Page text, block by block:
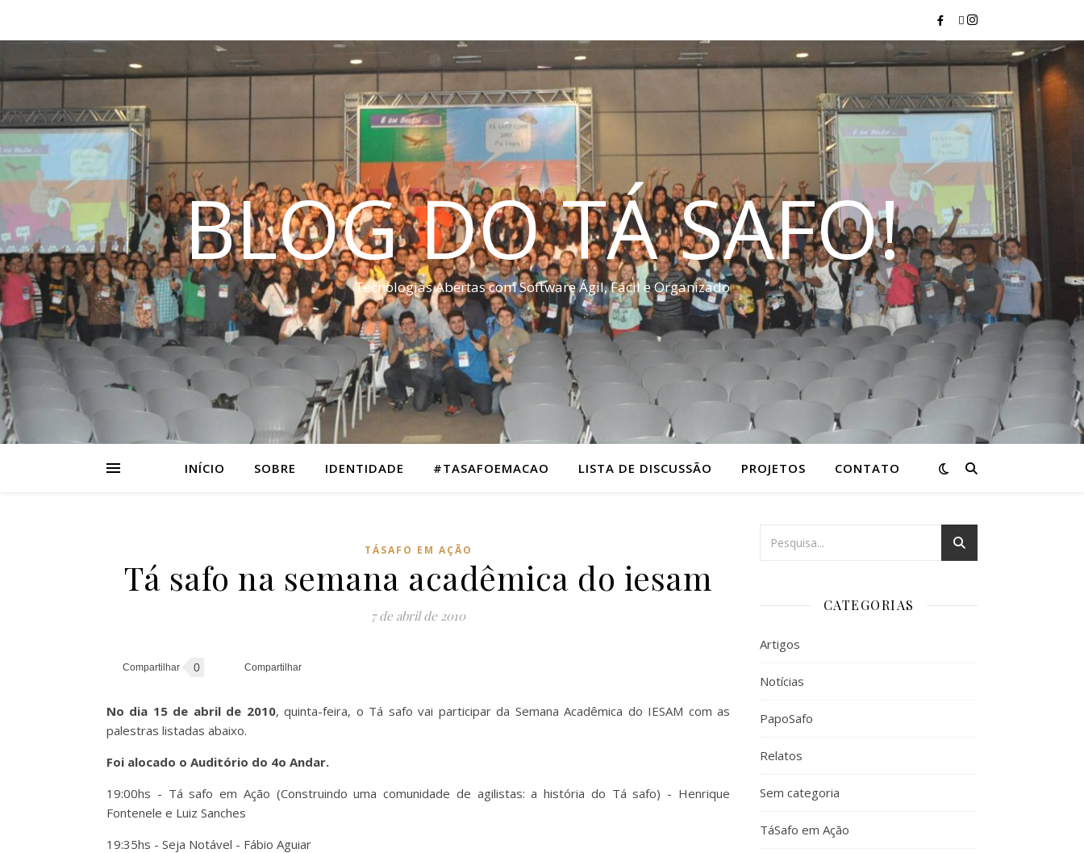
BLOG DO TÁ SAFO!
Tecnologias Abertas com Software Ágil, Fácil e Organizado
INÍCIO SOBRE IDENTIDADE #TASAFOEMACAO LISTA DE DISCUSSÃO PROJETOS CONTATO
TÁSAFO EM AÇÃO
Tá safo na semana acadêmica do iesam
7 de abril de 2010
0
No dia 15 de abril de 2010, quinta-feira, o Tá safo vai participar da Semana Acadêmica do IESAM com as
palestras listadas abaixo.
Foi alocado o Auditório do 4o Andar.
19:00hs - Tá safo em Ação (Construindo uma comunidade de agilistas: a história do Tá safo) - Henrique
Fontenele e Luiz Sanches
19:35hs - Seja Notável - Fábio Aguiar
CATEGORIAS
Artigos
Notícias
PapoSafo
Relatos
Sem categoria
TáSafo em Ação